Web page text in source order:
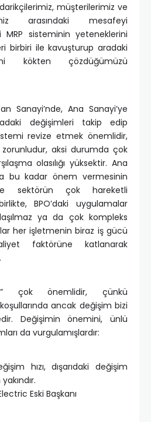
müşterilerimiz ve
arasındaki mesafeyi
MRP sisteminin yeteneklerini
birbiri ile kavuşturup aradaki
kökten çözdüğümüzü
Sanayi’nde, Ana Sanayi’ye
değişimleri takip edip
revize etmek önemlidir,
aksi durumda çok
olasılığı yüksektir. Ana
bu kadar önem vermesinin
sektörün çok hareketli
BPO’daki uygulamalar
ya da çok kompleks
her işletmenin biraz iş gücü
faktörüne katlanarak
çok önemlidir, çünkü
ancak değişim bizi
Değişimin önemini, ünlü
da vurgulamışlardır:
hızı, dışarıdaki değişim
Eski Başkanı